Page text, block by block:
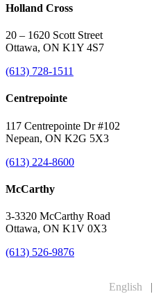
Holland Cross
20 – 1620 Scott Street
Ottawa, ON K1Y 4S7
(613) 728-1511
Centrepointe
117 Centrepointe Dr #102
Nepean, ON K2G 5X3
(613) 224-8600
McCarthy
3-3320 McCarthy Road
Ottawa, ON K1V 0X3
(613) 526-9876
English |